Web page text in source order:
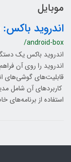
موبایل
اندروید
/android-box
اندروید باکس یک
اندروید را روی آن
قابلیت‌های گوشی‌های
کاربردهای آن شامل
استفاده از